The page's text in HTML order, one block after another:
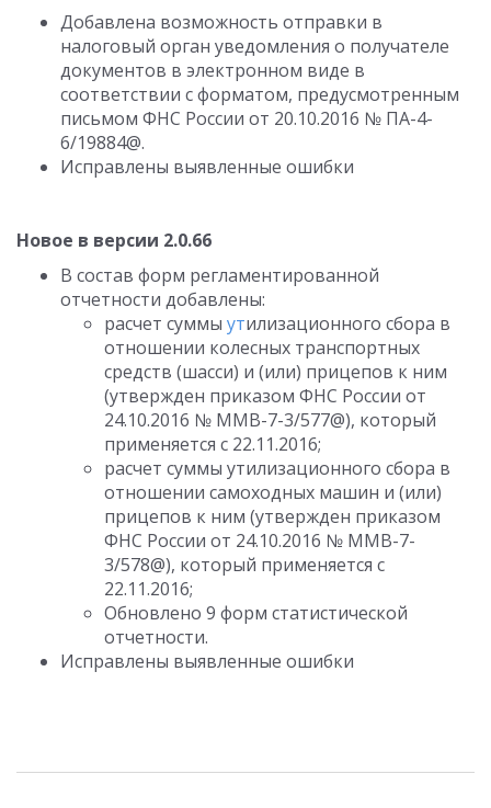
Добавлена возможность отправки в
налоговый орган уведомления о получателе
документов в электронном виде в
соответствии с форматом, предусмотренным
письмом ФНС России от 20.10.2016 № ПА-4-
6/19884@.
Исправлены выявленные ошибки
Новое в версии 2.0.66
В состав форм регламентированной
отчетности добавлены:
расчет суммы утилизационного сбора в
отношении колесных транспортных
средств (шасси) и (или) прицепов к ним
(утвержден приказом ФНС России от
24.10.2016 № ММВ-7-3/577@), который
применяется с 22.11.2016;
расчет суммы утилизационного сбора в
отношении самоходных машин и (или)
прицепов к ним (утвержден приказом
ФНС России от 24.10.2016 № ММВ-7-
3/578@), который применяется с
22.11.2016;
Обновлено 9 форм статистической
отчетности.
Исправлены выявленные ошибки